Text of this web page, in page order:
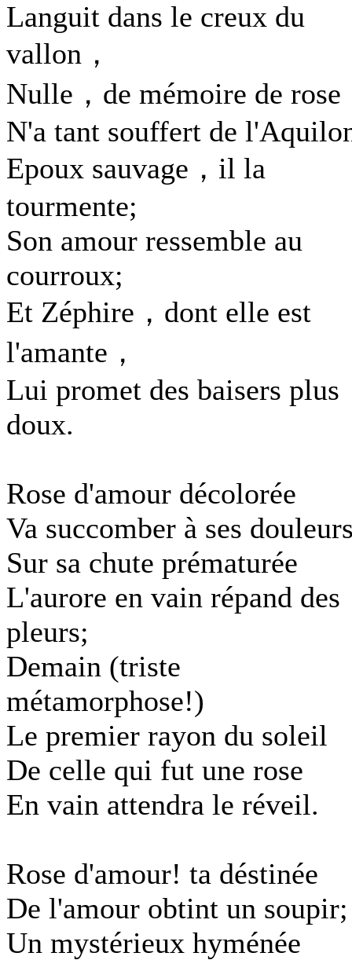
Languit dans le creux du
vallon，
Nulle，de mémoire de rose
N'a tant souffert de
Epoux sauvage，il la
tourmente;
Son amour ressemble au
courroux;
Et Zéphire，dont elle est
l'amante，
Lui promet des baisers plus
doux.
Rose d'amour décolorée
Va succomber à ses
Sur sa chute prématurée
L'aurore en vain répand des
pleurs;
Demain (triste
métamorphose!)
Le premier rayon du soleil
De celle qui fut une rose
En vain attendra le réveil.
Rose d'amour! ta déstinée
De l'amour obtint un soupir;
Un mystérieux hyménée